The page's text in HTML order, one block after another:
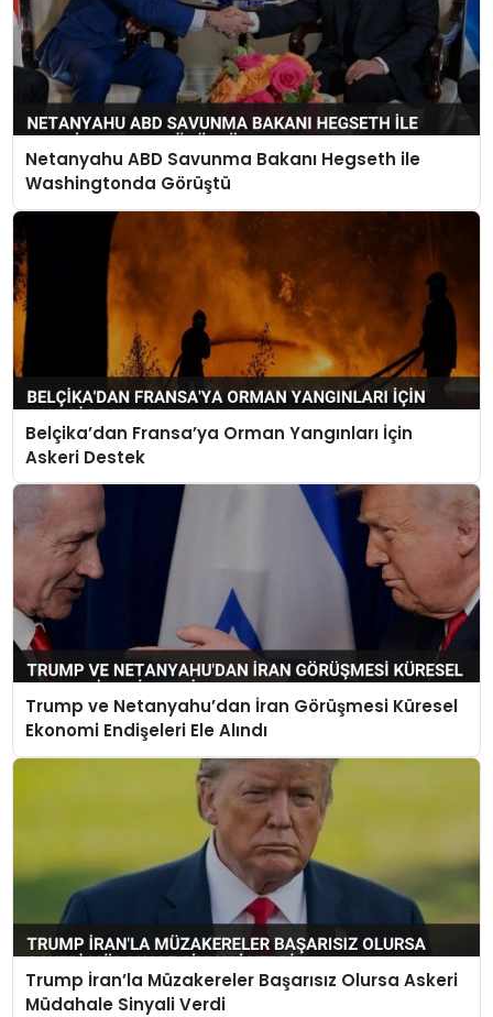
Netanyahu ABD Savunma Bakanı Hegseth ile
Washingtonda Görüştü
Belçika’dan Fransa’ya Orman Yangınları İçin
Askeri Destek
Trump ve Netanyahu’dan İran Görüşmesi Küresel
Ekonomi Endişeleri Ele Alındı
Trump İran’la Müzakereler Başarısız Olursa Askeri
Müdahale Sinyali Verdi